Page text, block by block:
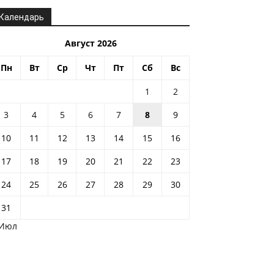
Август 2026
Пн Вт Ср Чт Пт Сб Вс
1
2
3
4 5 6 7 8
9
10
11 12 13 14 15
16
17
18 19 20 21 22
23
24
25 26 27 28 29
30
31